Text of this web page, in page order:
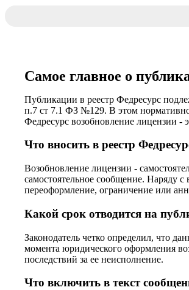
Самое главное о
Публикации в реестр Федресурс
п.7 ст 7.1 ФЗ №129. В этом
Федресурс возобновление лицензии -
Что вносить в реестр
Возобновление лицензии -
самостоятельное сообщение. Наряду
переоформление, ограничение или
Какой срок отводится на
Законодатель четко определил, что
момента юридического оформления
последствий за ее неисполнение.
Что включить в текст